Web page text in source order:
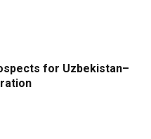
for Uzbekistan–